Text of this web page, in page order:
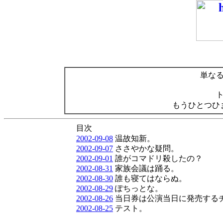
単な
もうひとつ
目次
2002-09-08 温故知新。
2002-09-07 ささやかな疑問。
2002-09-01 誰がコマドリ殺したの？
2002-08-31 家族会議は踊る。
2002-08-30 誰も寝てはならぬ。
2002-08-29 ぽちっとな。
2002-08-26 当日券は公演当日に発売する
2002-08-25 テスト。